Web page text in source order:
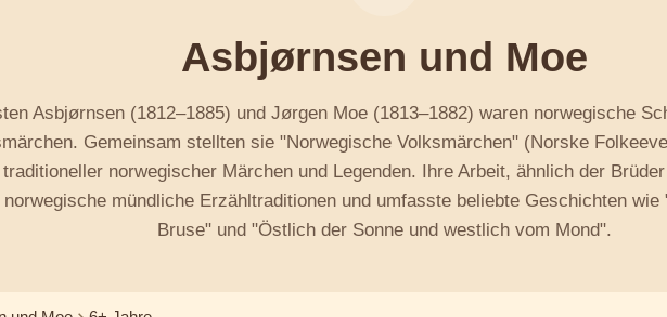
Asbjørnsen und Moe
Asbjørnsen (1812–1885) und Jørgen Moe (1813–1882) waren norwegische
Gemeinsam stellten sie "Norwegische Volksmärchen" (Norske
norwegischer Märchen und Legenden. Ihre Arbeit, ähnlich der
norwegische mündliche Erzähltraditionen und umfasste beliebte Geschichten wie
Bruse" und "Östlich der Sonne und westlich vom Mond".